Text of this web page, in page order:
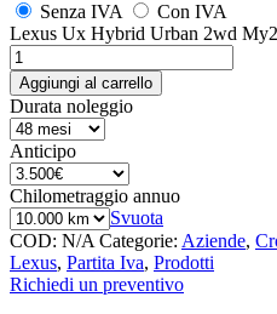
Senza IVA
Con IVA
Lexus Ux Hybrid Urban 2wd
Aggiungi al carrello
Durata noleggio
Anticipo
Chilometraggio annuo
Svuota
COD: N/A Categorie: Aziende,
Lexus, Partita Iva, Prodotti
Richiedi un preventivo